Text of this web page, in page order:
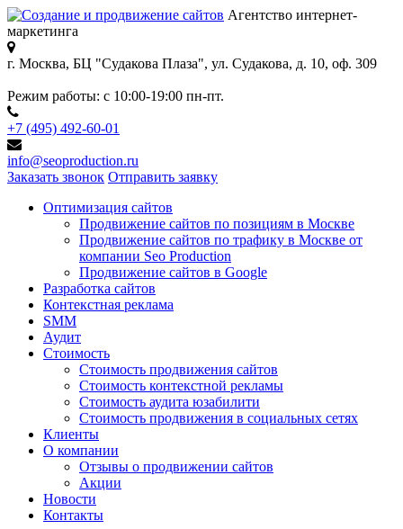
Агентство интернет-
маркетинга
г. Москва, БЦ "Судакова Плаза", ул. Судакова, д. 10, оф. 309
Режим работы: с 10:00-19:00 пн-пт.
+7 (495) 492-60-01
info@seoproduction.ru
Заказать звонок Отправить заявку
Оптимизация сайтов
Продвижение сайтов по позициям в Москве
Продвижение сайтов по трафику в Москве от
компании Seo Production
Продвижение сайтов в Google
Разработка сайтов
Контекстная реклама
SMM
Аудит
Стоимость
Стоимость продвижения сайтов
Стоимость контекстной рекламы
Стоимость аудита юзабилити
Стоимость продвижения в социальных сетях
Клиенты
О компании
Отзывы о продвижении сайтов
Акции
Новости
Контакты